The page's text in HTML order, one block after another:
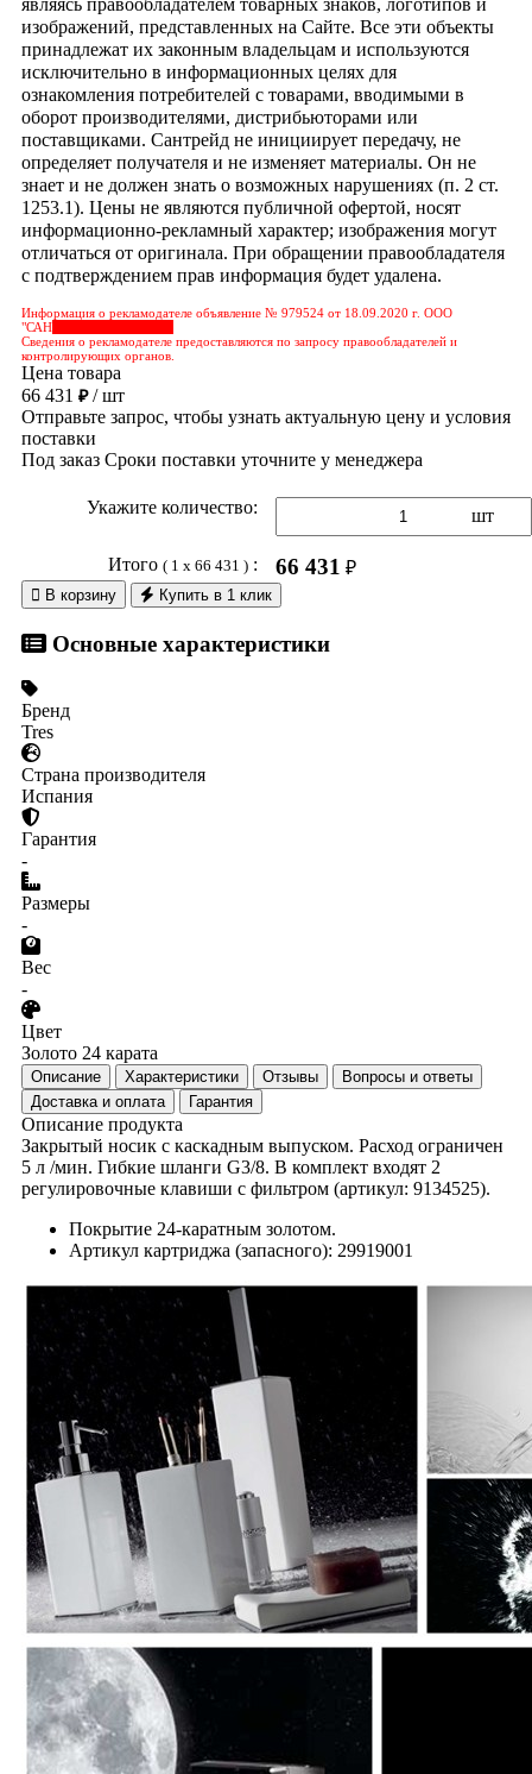
изображений, представленных на Сайте. Все эти объекты
принадлежат их законным владельцам и используются
исключительно в информационных целях для
ознакомления потребителей с товарами, вводимыми в
оборот производителями, дистрибьюторами или
поставщиками. Сантрейд не инициирует передачу, не
определяет получателя и не изменяет материалы. Он не
знает и не должен знать о возможных нарушениях (п. 2 ст.
1253.1). Цены не являются публичной офертой, носят
информационно-рекламный характер; изображения могут
отличаться от оригинала. При обращении правообладателя
с подтверждением прав информация будет удалена.
Информация о рекламодателе объявление № 979524 от 18.09.2020 г. ООО
"САН
Сведения о рекламодателе предоставляются по запросу правообладателей и
контролирующих органов.
Цена товара
66 431 ₽/ шт
Отправьте запрос, чтобы узнать актуальную цену и условия
поставки
Под заказ Сроки поставки уточните у менеджера
Укажите количество: шт
Итого ( 1 x 66 431 ): 66 431 ₽
 В корзину Купить в 1 клик
Основные характеристики
Бренд
Tres
Страна производителя
Испания
Гарантия
-
Размеры
-
Вес
-
Цвет
Золото 24 карата
Описание Характеристики Отзывы
Вопросы и ответы
Доставка и оплата
Гарантия
Описание продукта
Закрытый носик с каскадным выпуском. Расход ограничен
5 л /мин. Гибкие шланги G3/8. В комплект входят 2
регулировочные клавиши с фильтром (артикул: 9134525).
Покрытие 24-каратным золотом.
Артикул картриджа (запасного): 29919001